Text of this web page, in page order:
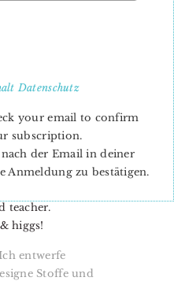
designer,
teacher.
higgs!
entwerfe
Stoffe und
Datenschutz
your email to confirm
subscription.
der Email in deiner
Anmeldung zu bestätigen.